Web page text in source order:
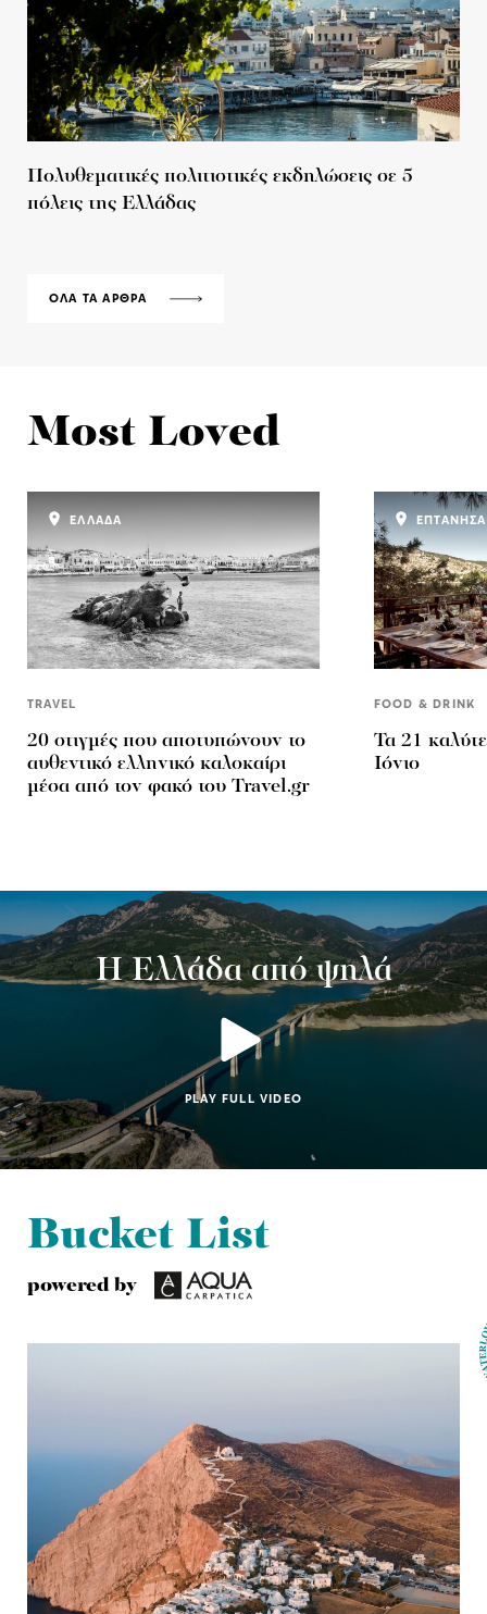
Πολυθεματικές πολιτιστικές εκδηλώσεις σε 5
πόλεις της Ελλάδας
ΟΛΑ ΤΑ ΑΡΘΡΑ
Most Loved
TRAVEL
20 στιγμές που αποτυπώνουν το
αυθεντικό ελληνικό καλοκαίρι
μέσα από τον φακό του Travel.gr
ΕΛΛΑΔΑ
FOOD & DRINK
Τα 21
Ιόνιο
ΕΠΤΑΝΗΣΑ
H Eλλάδα από ψηλά
PLAY FULL VIDEO
Bucket List
powered by